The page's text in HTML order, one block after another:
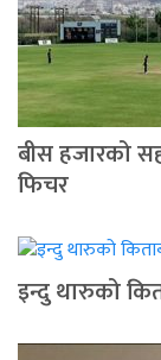
बीस हजारको
फिचर
इन्दु थारुको